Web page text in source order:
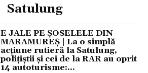
Satulung
E JALE PE ȘOSELELE DIN
MARAMUREȘ | La o simplă
acțiune rutieră la Satulung,
polițiștii și cei de la RAR au oprit
14 autoturisme:...